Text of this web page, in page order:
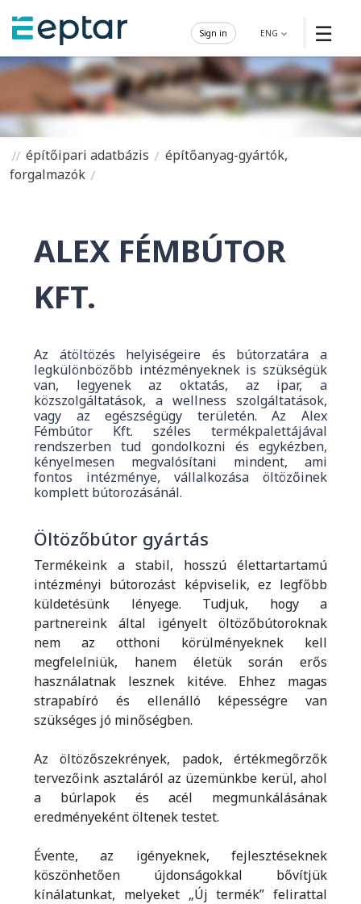
☰
ENG
Sign in
építőipari adatbázis
építőanyag-gyártók,
forgalmazók
ALEX FÉMBÚTOR
KFT.
Az átöltözés helyiségeire és bútorzatára a
legkülönbözőbb intézményeknek is szükségük
van, legyenek az oktatás, az ipar, a
közszolgáltatások, a wellness szolgáltatások,
vagy az egészségügy területén. Az Alex
Fémbútor Kft. széles termékpalettájával
rendszerben tud gondolkozni és egykézben,
kényelmesen megvalósítani mindent, ami
fontos intézménye, vállalkozása öltözőinek
komplett bútorozásánál.
Öltözőbútor gyártás
Termékeink a stabil, hosszú élettartartamú
intézményi bútorozást képviselik, ez legfőbb
küldetésünk lényege. Tudjuk, hogy a
partnereink által igényelt öltözőbútoroknak
nem az otthoni körülményeknek kell
megfelelniük, hanem életük során erős
használatnak lesznek kitéve. Ehhez magas
strapabíró és ellenálló képességre van
szükséges jó minőségben.
Az öltözőszekrények, padok, értékmegőrzők
tervezőink asztaláról az üzemünkbe kerül, ahol
a búrlapok és acél megmunkálásának
eredményeként öltenek testet.
Évente, az igényeknek, fejlesztéseknek
köszönhetően újdonságokkal bővítjük
kínálatunkat, melyeket „Új termék” felirattal